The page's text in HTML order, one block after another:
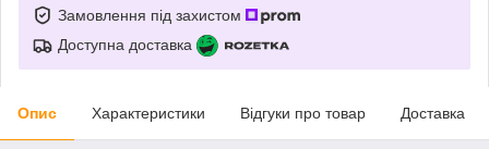
Замовлення під захистом
Доступна доставка
Опис Характеристики Відгуки про товар Доставка